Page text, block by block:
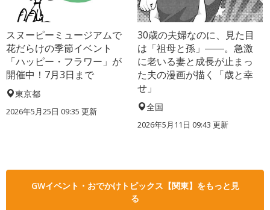
スヌーピーミュージアムで
花だらけの季節イベント
「ハッピー・フラワー」が
開催中！7月3日まで
東京都
2026年5月25日 09:35 更新
30歳の夫婦なのに、見た目
は「祖母と孫」――。急激
に老いる妻と成長が止まっ
た夫の漫画が描く「歳と幸
せ」
全国
2026年5月11日 09:43 更新
GWイベント・おでかけトピックス【関東】をもっと見
る